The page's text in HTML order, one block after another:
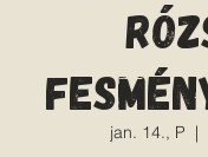
jan. 14., P
  |